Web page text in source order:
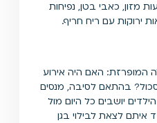
מזון, כאבי בטן, נפיחות
ירוקות עם ריח חריף.
המופרזת: האם היה אירוע
בהתאם לסיבה, מנסים
יושבים כל היום מול
איתם לצאת לבילוי בגן